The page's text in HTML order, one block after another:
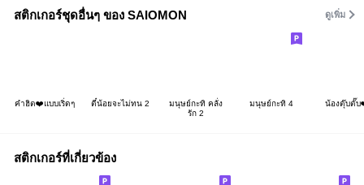
สติกเกอร์ชุดอื่นๆ ของ SAIOMON ดูเพิ่ม
คำฮิต❤️แบบเริ่ดๆ ตี๋น้อยจะไม่ทน 2
มนุษย์กะทิ คลั่ง
รัก 2
มนุษย์กะทิ 4 น้องตุ๊บตั๊
สติกเกอร์ที่เกี่ยวข้อง